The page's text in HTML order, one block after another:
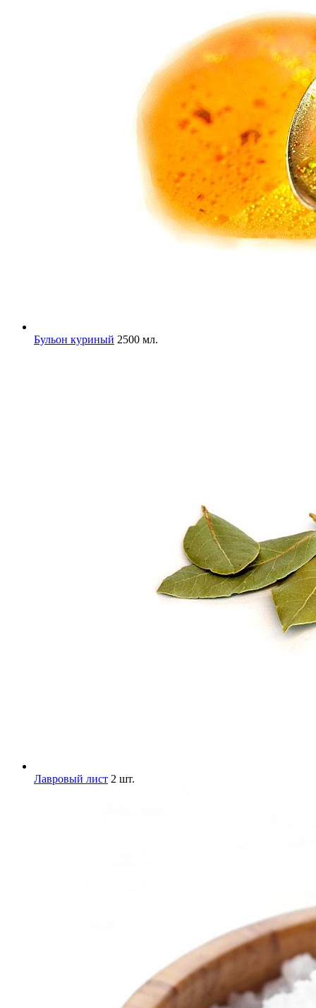
Бульон куриный 2500 мл.
Лавровый лист 2 шт.